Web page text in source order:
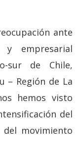
ante
empresarial
sur de Chile,
– Región de La
hemos visto
del
movimiento